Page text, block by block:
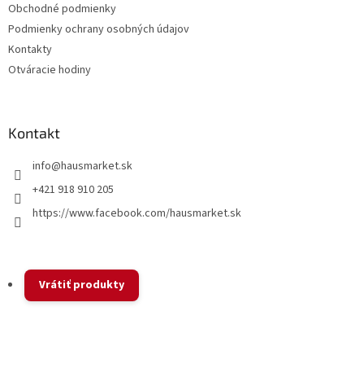
Obchodné podmienky
Podmienky ochrany osobných údajov
Kontakty
Otváracie hodiny
Kontakt
info@hausmarket.sk
+421 918 910 205
https://www.facebook.com/hausmarket.sk
Vrátiť produkty